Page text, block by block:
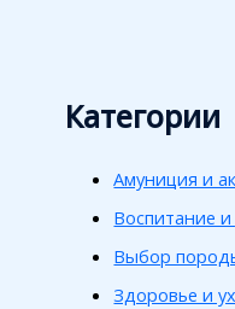
Категории
Амуниция и
Воспитание
Выбор
Здоровье и